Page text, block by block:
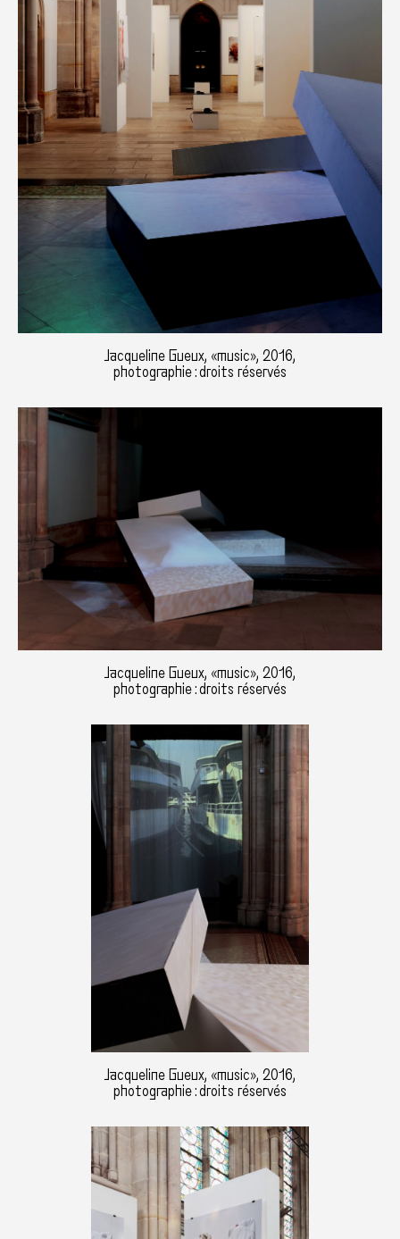
Jacqueline Gueux, «music», 2016,
photographie : droits réservés
Jacqueline Gueux, «music», 2016,
photographie : droits réservés
Jacqueline Gueux, «music», 2016,
photographie : droits réservés